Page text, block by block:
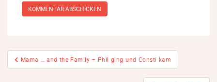
Beitragsnavigation
Mama … and the Family – Phil ging und Consti kam